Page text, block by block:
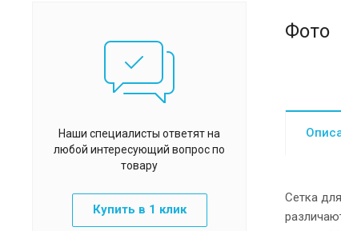
Фото
Сетка
Наши специалисты ответят на
любой интересующий вопрос по
товару
Купить в 1 клик